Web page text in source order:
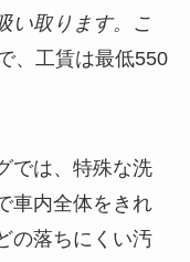
い取ります。こ
、工賃は最低550
では、特殊な洗
車内全体をきれ
の落ちにくい汚